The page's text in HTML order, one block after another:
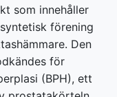
som innehåller
förening
Den
för
(BPH), ett